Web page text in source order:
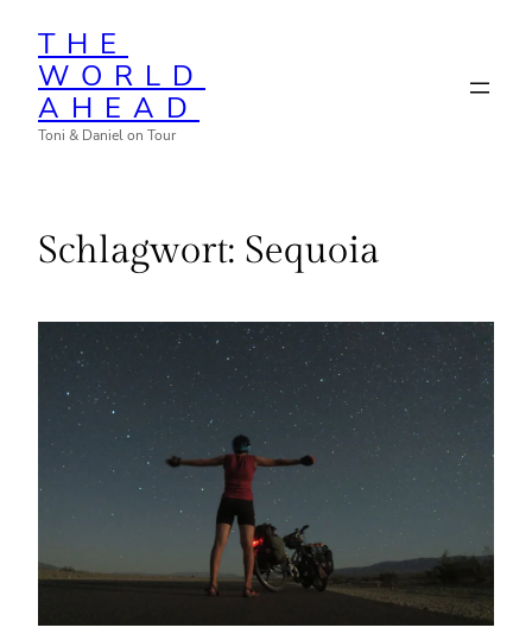
Inhalt
springen
THE
WORLD
AHEAD
Toni & Daniel on Tour
Schlagwort: Sequoia